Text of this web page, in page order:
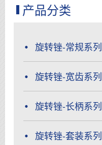
产品分类
旋转锉-常规系列
旋转锉-宽齿系列
旋转锉-长柄系列
旋转锉-套装系列